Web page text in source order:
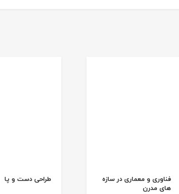
فناوری و معماری در سازه
های مدرن
طراحی دست‌ و پا